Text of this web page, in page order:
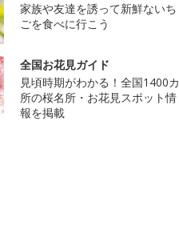
家族や友達を誘って新鮮ないち
ごを食べに行こう
全国お花見ガイド
見頃時期がわかる！全国1400カ
所の桜名所・お花見スポット情
報を掲載